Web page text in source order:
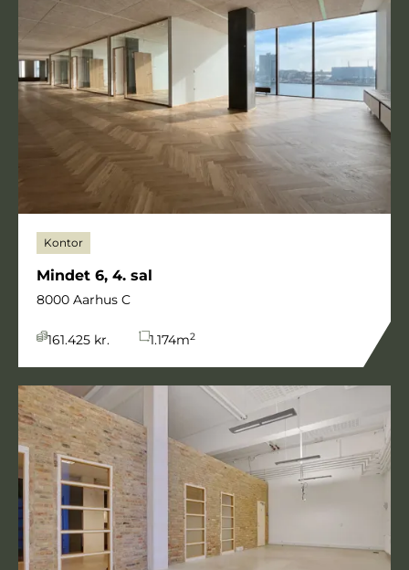
Kontor
Mindet 6, 4. sal
8000 Aarhus C
161.425 kr. 1.174m2